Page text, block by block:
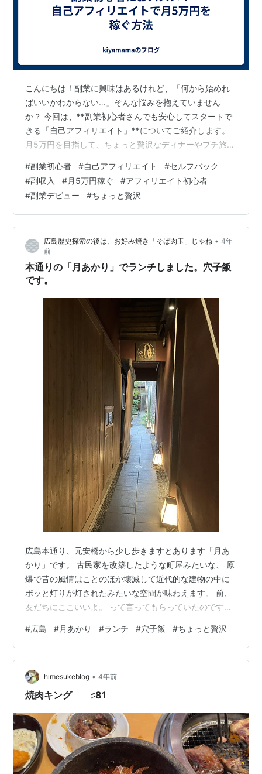
こんにちは！副業に興味はあるけれど、「何から始めれ
ばいいかわからない…」そんな悩みを抱えていません
か？ 今回は、**副業初心者さんでも安心してスタートで
きる「自己アフィリエイト」**についてご紹介します。
月5万円を目指して、ちょっと贅沢なディナーやプチ旅
リエイトってなに？ 自己アフィリエイトとは、自分自身
でアフィリエイト広告を利用して報酬を得る方法です。
例えば、クレジットカードを新規発行したり、無料の資
料請求をするだけで、1件数千円～1万円以上の報酬が得
られることもあります。 通常のアフィリエイトのように
ブログ運営やSNS集客が必要ないため、…
#副業初心者 #自己アフィリエイト #セルフバック
#副収入 #月5万円稼ぐ #アフィリエイト初心者
#副業デビュー #ちょっと贅沢
広島歴史探索の後は、お好み焼き「そば肉玉」じゃね • 4年
前
本通りの「月あかり」でランチしました。穴子飯
です。
広島本通り、元安橋から少し歩きますとあります「月あ
かり」です。 古民家を改築したような町屋みたいな、 原
爆で昔の風情はことのほか壊滅して近代的な建物の中に
ポッと灯りが灯されたみたいな空間が味わえます。 前、
友だちにここいいよ。 って言ってもらっていたのですけ
た。 たまには、 というより稀に、 というより何年ぶり
の 素敵な少し贅沢なランチです。 炙り煮穴子飯です。
並、上、特上があります。 ちょっとお財布と相談しまし
て、「並」で頂きます。 穴子柔らかくて私にしたら特上
の美味しさです。 半分くらい頂き、仕上げに茶漬けで頂
#広島 #月あかり #ランチ #穴子飯 #ちょっと贅沢
himesukeblog • 4年前
焼肉キング ♯81